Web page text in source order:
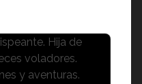
Hija de
voladores.
y aventuras.